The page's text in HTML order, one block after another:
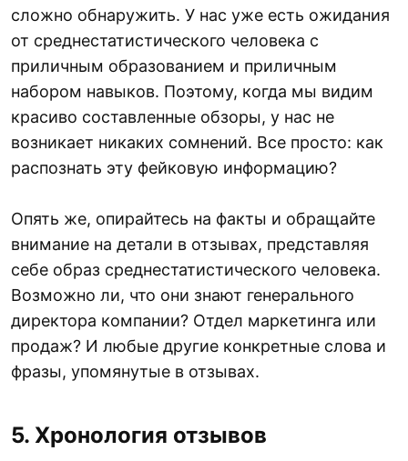
сложно обнаружить. У нас уже есть ожидания
от среднестатистического человека с
приличным образованием и приличным
набором навыков. Поэтому, когда мы видим
красиво составленные обзоры, у нас не
возникает никаких сомнений. Все просто: как
распознать эту фейковую информацию?
Опять же, опирайтесь на факты и обращайте
внимание на детали в отзывах, представляя
себе образ среднестатистического человека.
Возможно ли, что они знают генерального
директора компании? Отдел маркетинга или
продаж? И любые другие конкретные слова и
фразы, упомянутые в отзывах.
5. Хронология отзывов